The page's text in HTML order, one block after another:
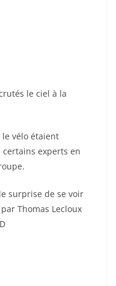
le ciel à la
vélo étaient
experts en
surprise de se voir
Thomas Lecloux